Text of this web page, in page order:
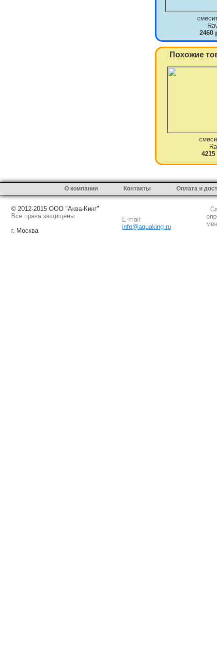
2460
Похожие
4215
О компании Контакты Оплата и
© 2012-2015 ООО "Аква-Кинг"
Все права защищены
г. Москва
E-mail:
info@aquaking.ru